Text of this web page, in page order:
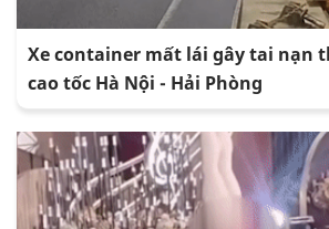
Xe container mất lái gây tai nạn
cao tốc Hà Nội - Hải Phòng